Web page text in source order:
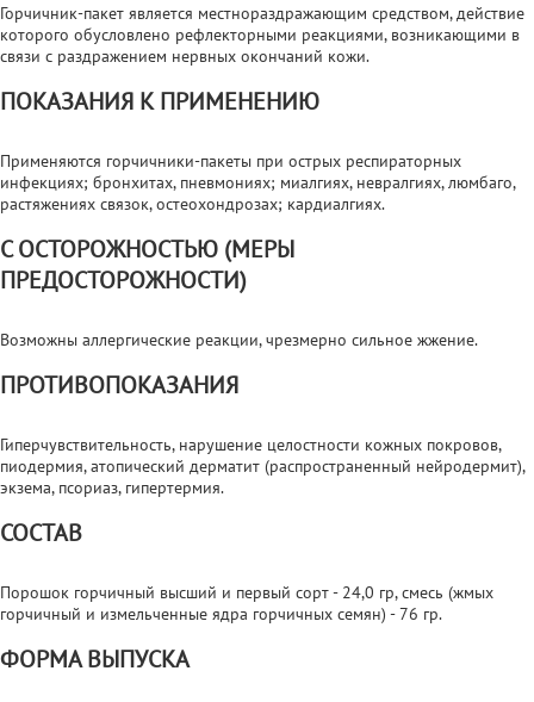
Горчичник-пакет является местнораздражающим средством, действие
которого обусловлено рефлекторными реакциями, возникающими в
связи с раздражением нервных окончаний кожи.
ПОКАЗАНИЯ К ПРИМЕНЕНИЮ
Применяются горчичники-пакеты при острых респираторных
инфекциях; бронхитах, пневмониях; миалгиях, невралгиях, люмбаго,
растяжениях связок, остеохондрозах; кардиалгиях.
С ОСТОРОЖНОСТЬЮ (МЕРЫ
ПРЕДОСТОРОЖНОСТИ)
Возможны аллергические реакции, чрезмерно сильное жжение.
ПРОТИВОПОКАЗАНИЯ
Гиперчувствительность, нарушение целостности кожных покровов,
пиодермия, атопический дерматит (распространенный нейродермит),
экзема, псориаз, гипертермия.
СОСТАВ
Порошок горчичный высший и первый сорт - 24,0 гр, смесь (жмых
горчичный и измельченные ядра горчичных семян) - 76 гр.
ФОРМА ВЫПУСКА